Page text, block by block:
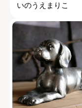
いのうえまりこ